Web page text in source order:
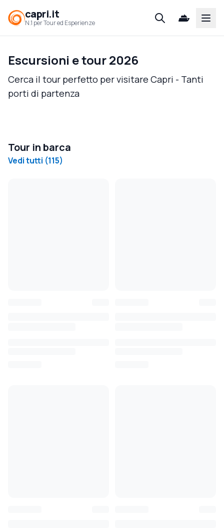
capri.it
N.1 per Tour ed Esperienze
Escursioni e tour 2026
Cerca il tour perfetto per visitare Capri - Tanti
porti di partenza
Tour in barca
Vedi tutti (115)